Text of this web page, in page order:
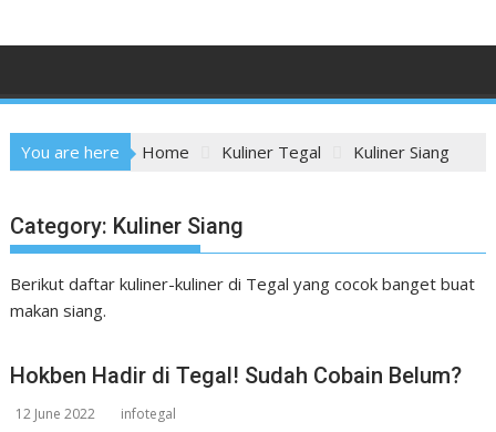
You are here Home Kuliner Tegal Kuliner Siang
Category: Kuliner Siang
Berikut daftar kuliner-kuliner di Tegal yang cocok banget buat
makan siang.
Hokben Hadir di Tegal! Sudah Cobain Belum?
12 June 2022 infotegal